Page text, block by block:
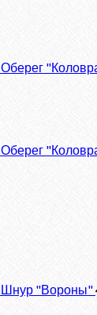
Оберег
Оберег
Шнур "Вороны"